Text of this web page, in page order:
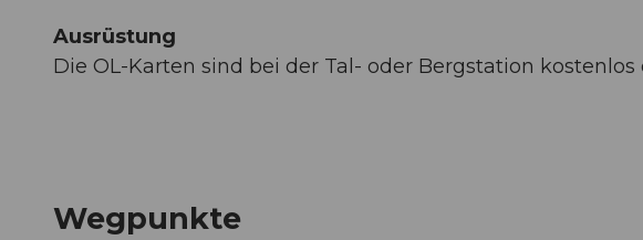
Ausrüstung
Die OL-Karten sind bei der Tal- oder Bergstation kostenlos
Wegpunkte